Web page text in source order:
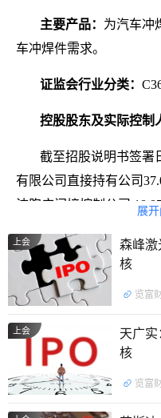
主要产品： 为汽车冲
车冲焊件需求。
证监会行业分类：
控股股东及实际控制
截至招股说明书签署
有限公司直接持有公司
波煦广间接控制公司
生与敬兵女士，陈志宇
宇直接持有公司
2,350.0265 万股股份，合
的27.80%；通过至信衍
9,452.6204万股股份，占
至信衍数作为宁波煦广的
的表决权。综上，陈志宇
展
上会
森峰激
核
览富
上会
天广实
核
览富